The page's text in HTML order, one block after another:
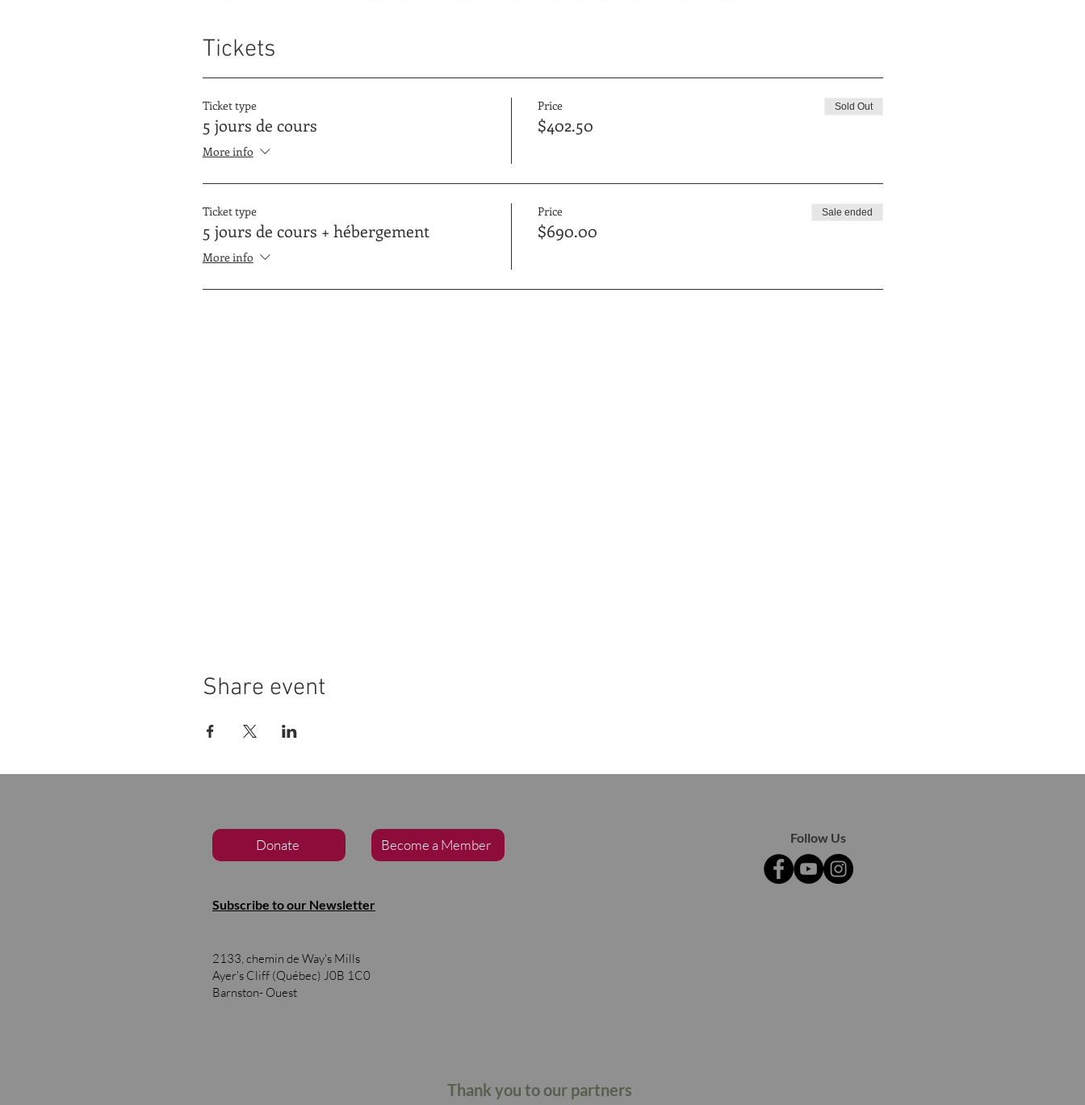
Tickets
Ticket type
5 jours de cours
More info
Price
$402.50
Sold Out
Ticket type
5 jours de cours + hébergement
More info
Price
$690.00
Sale ended
Share event
Donate Become a Member Follow Us
Subscribe to our Newsletter
2133, chemin de Way's Mills
Ayer's Cliff (Québec) J0B 1C0
Barnston- Ouest
Thank you to our partners